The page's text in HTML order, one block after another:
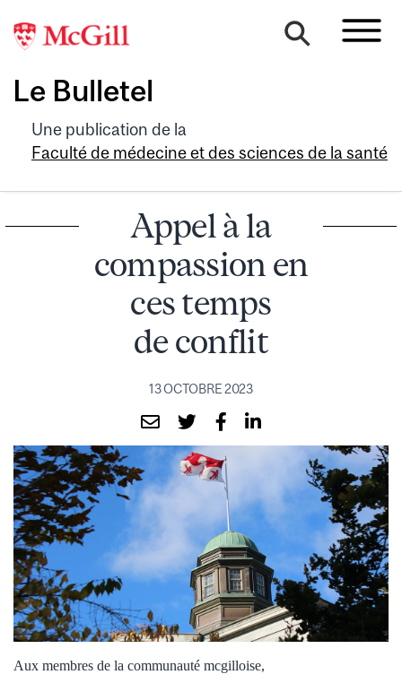
Le Bulletel
Une publication de la
Faculté de médecine et des sciences de la santé
Appel à la
compassion en
ces temps
de conflit
13 OCTOBRE 2023
Aux membres de la communauté mcgilloise,